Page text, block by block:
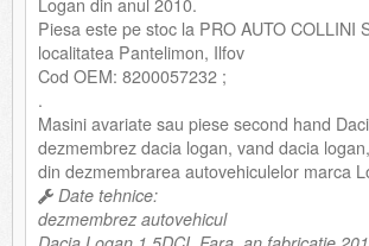
Logan din anul 2010.
Piesa este pe stoc la PRO AUTO COLLINI
localitatea Pantelimon, Ilfov
Cod OEM: 8200057232 ;
.
Masini avariate sau piese second hand
dezmembrez dacia logan, vand dacia
din dezmembrarea autovehiculelor marca
Date tehnice:
dezmembrez autovehicul